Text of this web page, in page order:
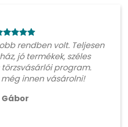
rendben volt. Teljesen
jó termékek, széles
törzsvásárlói program.
még innen vásárolni!
Gábor